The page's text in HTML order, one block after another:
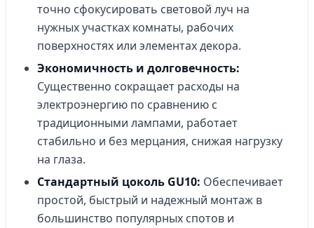
точно сфокусировать световой луч на
нужных участках комнаты, рабочих
поверхностях или элементах декора.
Экономичность и долговечность:
Существенно сокращает расходы на
электроэнергию по сравнению с
традиционными лампами, работает
стабильно и без мерцания, снижая нагрузку
на глаза.
Стандартный цоколь GU10: Обеспечивает
простой, быстрый и надежный монтаж в
большинство популярных спотов и